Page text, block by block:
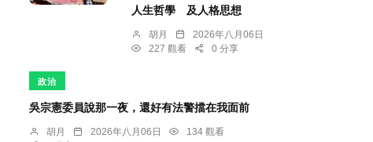
人生哲學 及人格思想
胡月
2026年八月06日
227 觀看
0 分享
政治
吳宗憲委員說那一夜，還好有法警擋在我面前
胡月 2026年八月06日
134 觀看